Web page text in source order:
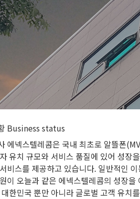
Business status
에넥스텔레콤은 국내 최초로 알뜰폰
유치 규모와 서비스 품질에 있어 성장
비스를 제공하고 있습니다. 일반적인
이 오늘과 같은 에넥스텔레콤의 성장
한민국 뿐만 아니라 글로벌 고객 유치